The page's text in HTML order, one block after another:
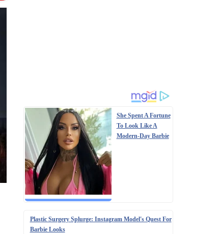
She Spent A Fortune
To Look Like A
Modern-Day Barbie
Plastic Surgery Splurge: Instagram Model's Quest For
Barbie Looks